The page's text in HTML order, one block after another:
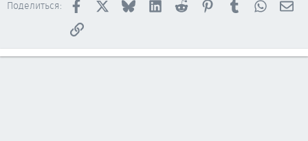
Поделиться: Facebook BlueskyLinkedInReddit PinterestTumblr
Ссылка